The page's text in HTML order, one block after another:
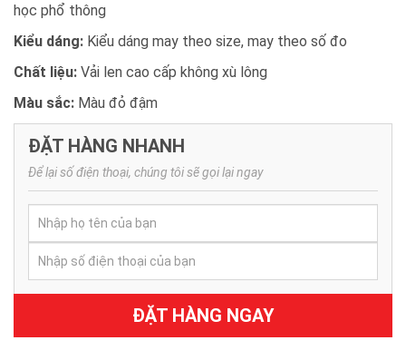
học phổ thông
Kiểu dáng: Kiểu dáng may theo size, may theo số đo
Chất liệu: Vải len cao cấp không xù lông
Màu sắc: Màu đỏ đậm
ĐẶT HÀNG NHANH
Để lại số điện thoại, chúng tôi sẽ gọi lại ngay
ĐẶT HÀNG NGAY